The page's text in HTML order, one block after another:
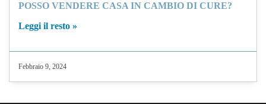
POSSO VENDERE CASA IN CAMBIO DI CURE?
Leggi il resto »
Febbraio 9, 2024